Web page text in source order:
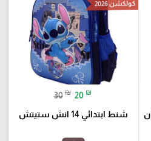
كولكشن 2026
30 ₪ 20 ₪
شنط ابتدائي 14 انش ستيتش